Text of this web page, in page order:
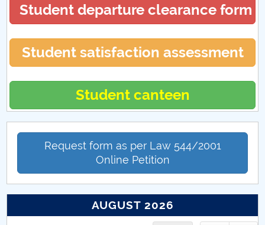
Research
Collaborations
Events Doctoral School
Student departure clearance form
Student satisfaction assessment
Student canteen
Request form as per Law 544/2001
Online Petition
AUGUST 2026